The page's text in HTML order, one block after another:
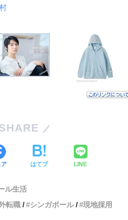
ア はてブ LINE
ル生活
転職 シンガポール 現地採用